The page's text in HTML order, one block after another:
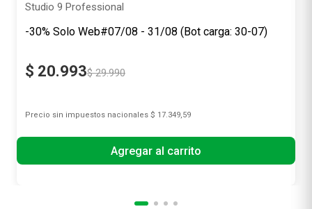
Studio 9 Professional
-30% Solo Web#07/08 - 31/08 (Bot carga: 30-07)
$ 20.993$ 29.990
Precio sin impuestos nacionales $ 17.349,59
Agregar al carrito